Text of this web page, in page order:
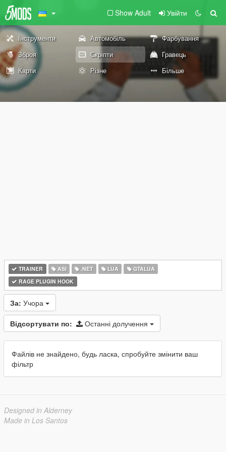
Show Adult Увійти
Інструменти Автомобіль
Фарбування
Зброя
Скріпти
Гравець
Карти
Різне Більше
TRAINER ASI .NET LUA
GTALUA
RAGE PLUGIN HOOK
За: Учора
Відсортувати по: Останні долучення
Файлів не знайдено, будь ласка, спробуйте змінити ваш
фільтр
Designed in Alderney
Made in Los Santos